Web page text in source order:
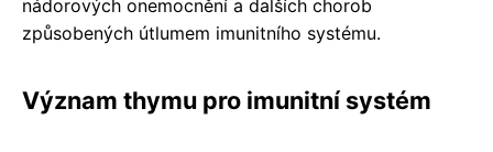
nádorových onemocnění a dalších chorob
způsobených útlumem imunitního systému.
Význam thymu pro imunitní systém